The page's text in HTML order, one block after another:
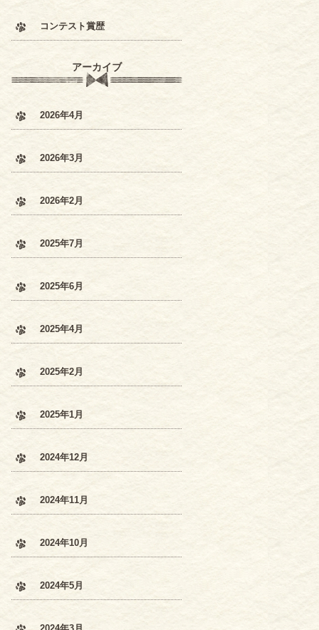
コンテスト賞歴
アーカイブ
2026年4月
2026年3月
2026年2月
2025年7月
2025年6月
2025年4月
2025年2月
2025年1月
2024年12月
2024年11月
2024年10月
2024年5月